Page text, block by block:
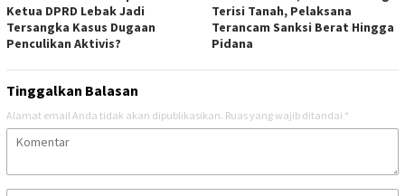
Ketua DPRD Lebak Jadi
Tersangka Kasus Dugaan
Penculikan Aktivis? ‎
Terisi Tanah, Pelaksana
Terancam Sanksi Berat Hingga
Pidana
Tinggalkan Balasan
Alamat email Anda tidak akan dipublikasikan. Ruas yang wajib ditandai *